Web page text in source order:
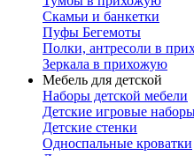
Скамьи и банкетки
Пуфы Бегемоты
Полки, антресоли в
Зеркала в прихожую
Мебель для детской
Наборы детской мебели
Детские игровые
Детские стенки
Односпальные кроватки